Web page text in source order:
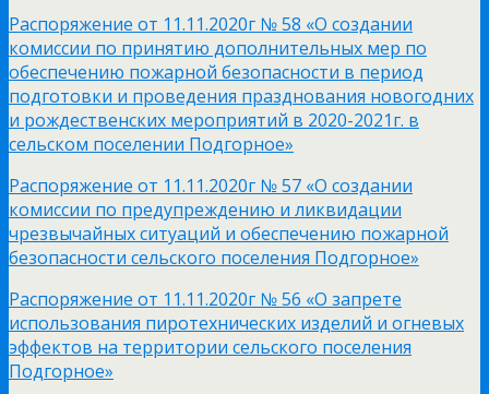
Распоряжение от 11.11.2020г № 58 «О создании
комиссии по принятию дополнительных мер по
обеспечению пожарной безопасности в период
подготовки и проведения празднования новогодних
и рождественских мероприятий в 2020-2021г. в
сельском поселении Подгорное»
Распоряжение от 11.11.2020г № 57 «О создании
комиссии по предупреждению и ликвидации
чрезвычайных ситуаций и обеспечению пожарной
безопасности сельского поселения Подгорное»
Распоряжение от 11.11.2020г № 56 «О запрете
использования пиротехнических изделий и огневых
эффектов на территории сельского поселения
Подгорное»